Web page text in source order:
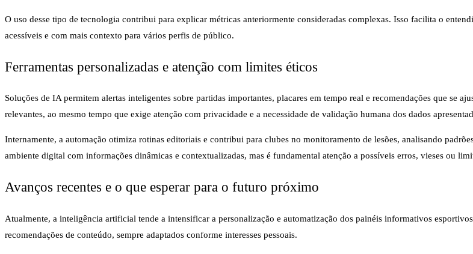
O uso desse tipo de tecnologia contribui para explicar métricas anteriormente consideradas complexas. Isso facilita o
acessíveis e com mais contexto para vários perfis de público.
Ferramentas personalizadas e atenção com limites éticos
Soluções de IA permitem alertas inteligentes sobre partidas importantes, placares em tempo real e recomendações que se
relevantes, ao mesmo tempo que exige atenção com privacidade e a necessidade de validação humana dos dados
Internamente, a automação otimiza rotinas editoriais e contribui para clubes no monitoramento de lesões, analisando
ambiente digital com informações dinâmicas e contextualizadas, mas é fundamental atenção a possíveis erros, vieses ou
Avanços recentes e o que esperar para o futuro próximo
Atualmente, a inteligência artificial tende a intensificar a personalização e automatização dos painéis informativos
recomendações de conteúdo, sempre adaptados conforme interesses pessoais.